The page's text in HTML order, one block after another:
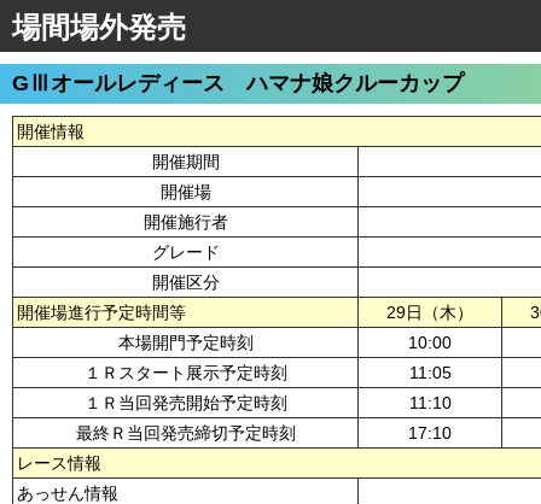
場間場外発売
GⅢオールレディース ハマナ娘クルーカップ
開催情報
開催期間
開催場
開催施行者
グレード
開催区分
開催場進行予定時間等
29日（木）
本場開門予定時刻
10:00
１Ｒスタート展示予定時刻
11:05
１Ｒ当回発売開始予定時刻
11:10
最終Ｒ当回発売締切予定時刻
17:10
レース情報
あっせん情報